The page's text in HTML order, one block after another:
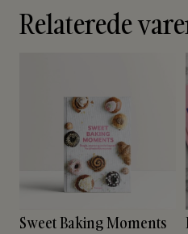
Relaterede
Sweet Baking Moments